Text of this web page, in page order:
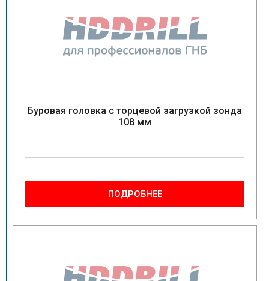
Буровая головка с торцевой загрузкой зонда
108 мм
ПОДРОБНЕЕ